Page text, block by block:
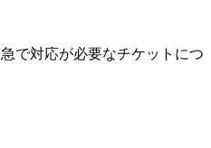
で対応が必要なチケットにつ